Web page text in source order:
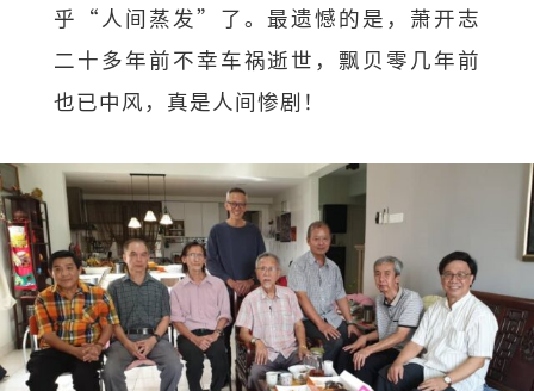
乎“人间蒸发”了。最遗憾的是，萧开志
二十多年前不幸车祸逝世，飘贝零几年前
也已中风，真是人间惨剧！